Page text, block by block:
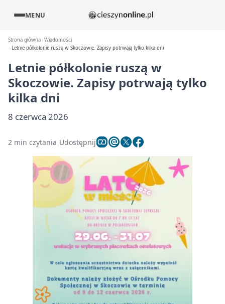
MENU
Strona główna Wiadomości
Letnie półkolonie ruszą w Skoczowie. Zapisy potrwają tylko kilka dni
Letnie półkolonie ruszą w
Skoczowie. Zapisy potrwają tylko
kilka dni
8 czerwca 2026
2 min czytania Udostępnij